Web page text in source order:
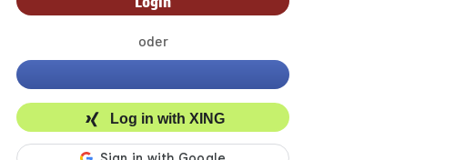
oder
Log in with XING